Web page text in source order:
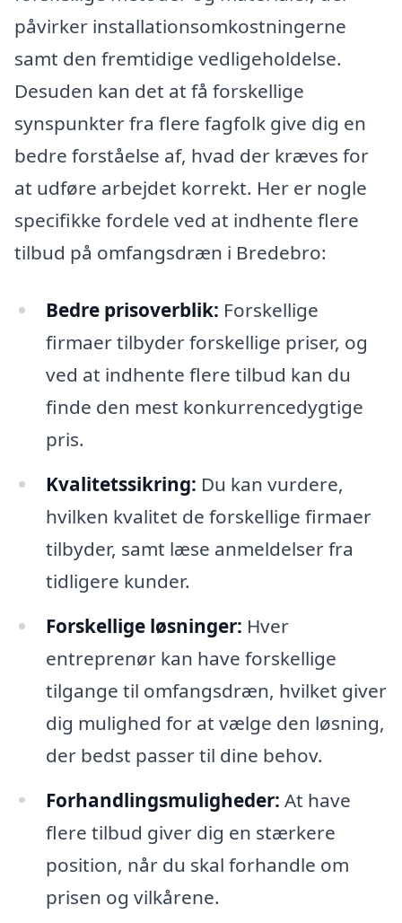
påvirker installationsomkostningerne
samt den fremtidige vedligeholdelse.
Desuden kan det at få forskellige
synspunkter fra flere fagfolk give dig en
bedre forståelse af, hvad der kræves for
at udføre arbejdet korrekt. Her er nogle
specifikke fordele ved at indhente flere
tilbud på omfangsdræn i Bredebro:
Bedre prisoverblik: Forskellige
firmaer tilbyder forskellige priser, og
ved at indhente flere tilbud kan du
finde den mest konkurrencedygtige
pris.
Kvalitetssikring: Du kan vurdere,
hvilken kvalitet de forskellige firmaer
tilbyder, samt læse anmeldelser fra
tidligere kunder.
Forskellige løsninger: Hver
entreprenør kan have forskellige
tilgange til omfangsdræn, hvilket giver
dig mulighed for at vælge den løsning,
der bedst passer til dine behov.
Forhandlingsmuligheder: At have
flere tilbud giver dig en stærkere
position, når du skal forhandle om
prisen og vilkårene.